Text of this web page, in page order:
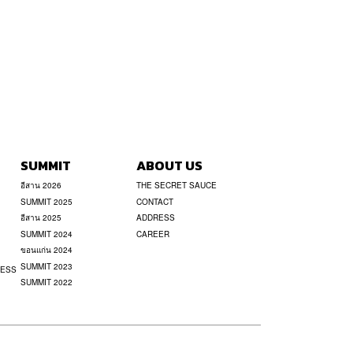
SUMMIT
อีสาน 2026
SUMMIT 2025
อีสาน 2025
SUMMIT 2024
ขอนแก่น 2024
SUMMIT 2023
SUMMIT 2022
ABOUT US
THE SECRET SAUCE
CONTACT
ADDRESS
CAREER